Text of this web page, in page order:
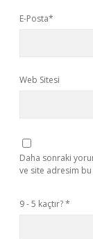
E-Posta*
Web Sitesi
Daha sonraki
ve site adresim bu
9 - 5 kaçtır?*